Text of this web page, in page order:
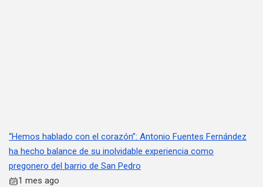
“Hemos hablado con el corazón”: Antonio Fuentes Fernández
ha hecho balance de su inolvidable experiencia como
pregonero del barrio de San Pedro
1 mes ago